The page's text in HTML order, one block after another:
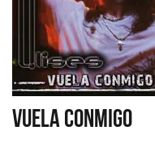
VUELA CONMIGO